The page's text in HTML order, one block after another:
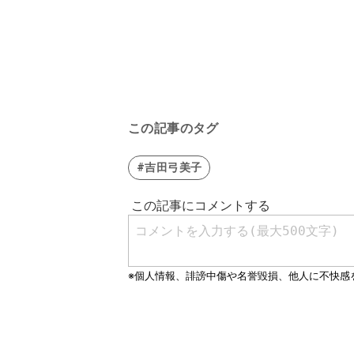
この記事のタグ
#吉田弓美子